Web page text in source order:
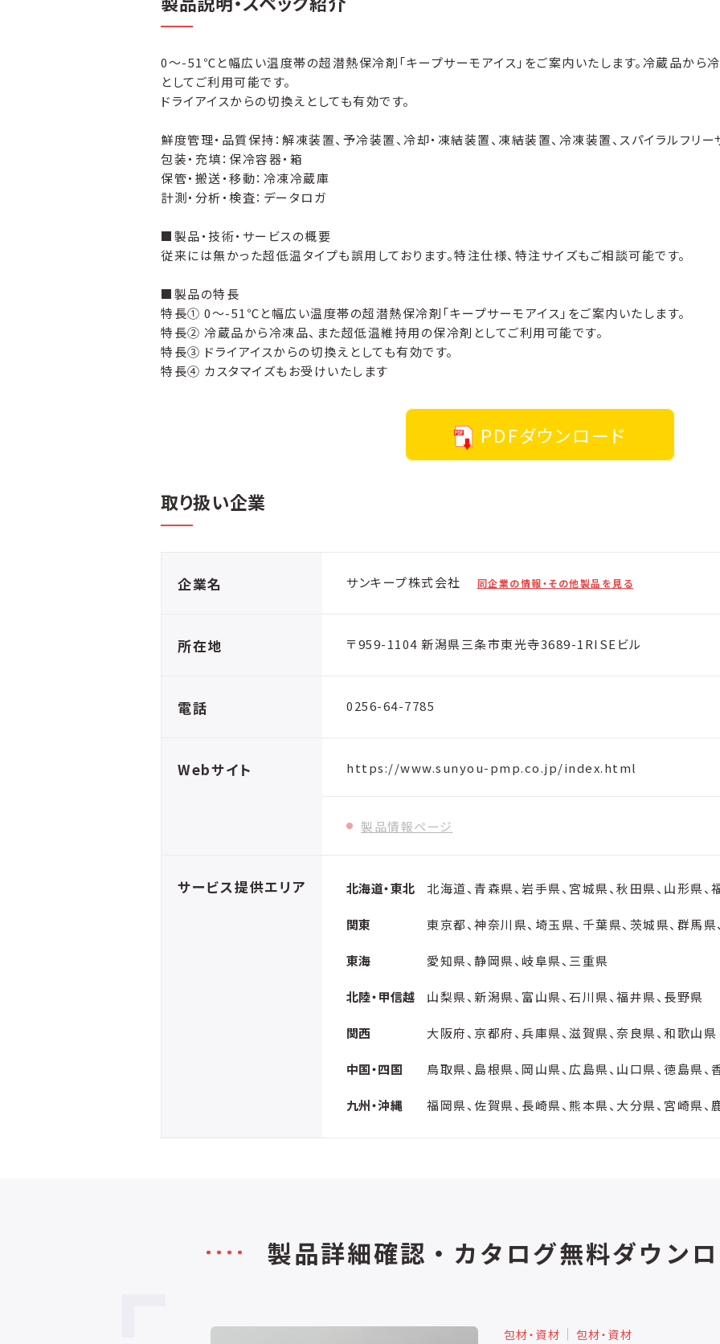
0～-51℃と幅広い温度帯の超潜熱保冷剤「キープサーモアイス」をご案内いたします。冷蔵品から
としてご利用可能です。
ドライアイスからの切換えとしても有効です。
鮮度管理・品質保持：解凍装置、予冷装置、冷却・凍結装置、凍結装置、冷凍装置、スパイラルフリー
包装・充填：保冷容器・箱
保管・搬送・移動：冷凍冷蔵庫
計測・分析・検査：データロガ
■製品・技術・サービスの概要
従来には無かった超低温タイプも誤用しております。特注仕様、特注サイズもご相談可能です。
■製品の特長
特長① 0～-51℃と幅広い温度帯の超潜熱保冷剤「キープサーモアイス」をご案内いたします。
特長② 冷蔵品から冷凍品、また超低温維持用の保冷剤としてご利用可能です。
特長③ ドライアイスからの切換えとしても有効です。
特長④ カスタマイズもお受けいたします
PDFダウンロード
取り扱い企業
企業名 サンキープ株式会社 同企業の情報・その他製品を見る
所在地 〒959-1104 新潟県三条市東光寺3689-1RISEビル
電話 0256-64-7785
Webサイト https://www.sunyou-pmp.co.jp/index.html
製品情報ページ
サービス提供エリア 北海道・東北 北海道、青森県、岩手県、宮城県、秋田県、山形県、
関東 東京都、神奈川県、埼玉県、千葉県、茨城県、群馬県
東海 愛知県、静岡県、岐阜県、三重県
北陸・甲信越 山梨県、新潟県、富山県、石川県、福井県、長野県
関西 大阪府、京都府、兵庫県、滋賀県、奈良県、和歌山県
中国・四国 鳥取県、島根県、岡山県、広島県、山口県、徳島県、
九州・沖縄 福岡県、佐賀県、長崎県、熊本県、大分県、宮崎県、
製品詳細確認・カタログ無料ダウン
包材・資材 包材・資材